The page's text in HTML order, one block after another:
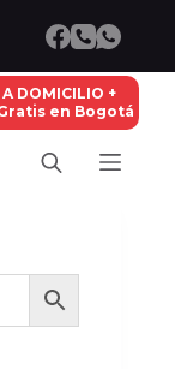
A DOMICILIO +
en Bogotá